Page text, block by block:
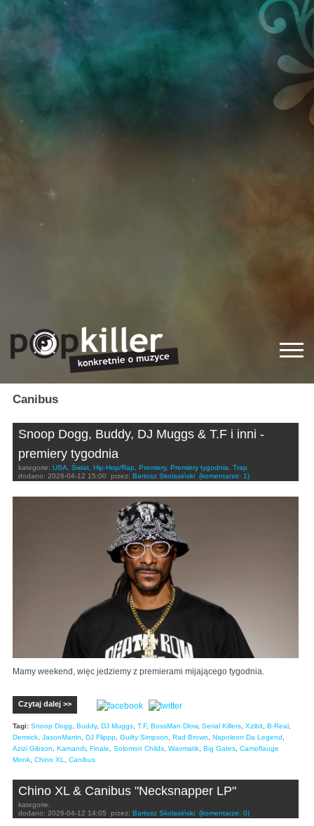
Canibus
Snoop Dogg, Buddy, DJ Muggs & T.F i inni -
premiery tygodnia
kategorie: USA, Świat, Hip-Hop/Rap, Premiery, Premiery tygodnia, Trap
dodano: 2026-04-12 15:00 przez: Bartosz Skolasiński (komentarze: 1)
Mamy weekend, więc jedziemy z premierami mijającego tygodnia.
Czytaj dalej >>
Tagi: Snoop Dogg Buddy, DJ Muggs T.F, BossMan Dlow, Serial Killers Xzibit B-Real
Demrick JasonMartin DJ Flippp Guilty Simpson Rad Brown Napoleon Da Legend
Azizi Gibson
Kamandi Finale Solomon Childs Wavmatik Big Gates Camoflauge
Monk Chino XL Canibus
Chino XL & Canibus "Necksnapper LP"
kategorie:
dodano: 2026-04-12 14:05 przez: Bartosz Skolasiński (komentarze: 0)